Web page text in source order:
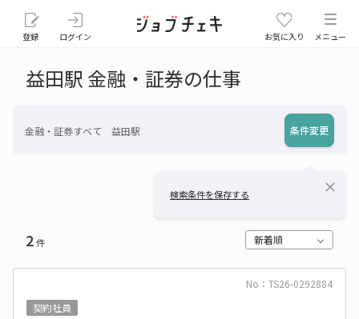
登録 ログイン お気に入り メニュー
益田駅 金融・証券の仕事
金融・証券すべて 益田駅 条件変更
検索条件を保存する close
2件 新着順
No：TS26-0292884
契約社員